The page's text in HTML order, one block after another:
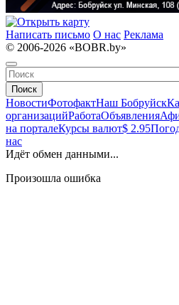
Написать письмо О нас Реклама
© 2006-2026 «BOBR.by»
Поиск
НовостиФотофактНаш Бобруйск
организацийРаботаОбъявления
на порталеКурсы валют$ 2.95
нас
Идёт обмен данными...
Произошла ошибка